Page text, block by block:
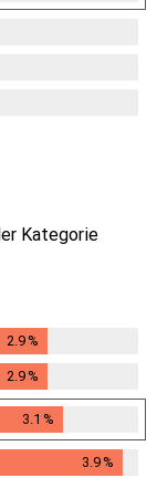
Kategorie
2.9%
2.9%
3.1 %
3.9%